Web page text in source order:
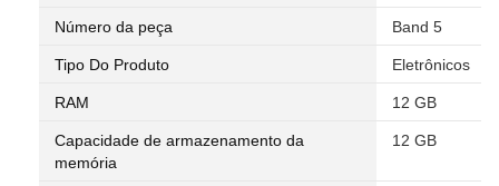
Número da peça Band 5
Tipo Do Produto Eletrônicos
RAM 12 GB
Capacidade de armazenamento da
memória
12 GB